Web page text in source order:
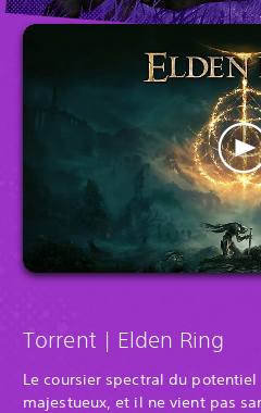
Torrent | Elden Ring
Le coursier spectral du potentiel
majestueux, et il ne vient pas